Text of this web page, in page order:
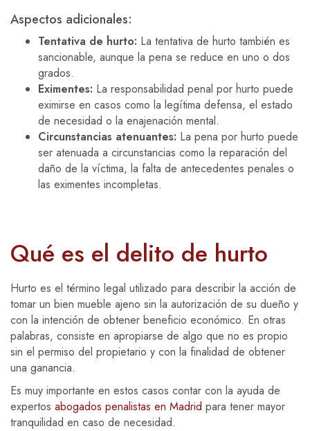
Aspectos adicionales:
Tentativa de hurto: La tentativa de hurto también es
sancionable, aunque la pena se reduce en uno o dos
grados.
Eximentes: La responsabilidad penal por hurto puede
eximirse en casos como la legítima defensa, el estado
de necesidad o la enajenación mental.
Circunstancias atenuantes: La pena por hurto puede
ser atenuada a circunstancias como la reparación del
daño de la víctima, la falta de antecedentes penales o
las eximentes incompletas.
Qué es el delito de hurto
Hurto es el término legal utilizado para describir la acción de
tomar un bien mueble ajeno sin la autorización de su dueño y
con la intención de obtener beneficio económico. En otras
palabras, consiste en apropiarse de algo que no es propio
sin el permiso del propietario y con la finalidad de obtener
una ganancia.
Es muy importante en estos casos contar con la ayuda de
expertos abogados penalistas en Madrid para tener mayor
tranquilidad en caso de necesidad.